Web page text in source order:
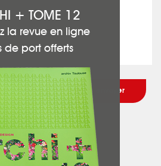
+ TOME 12
la revue en ligne
de port offerts